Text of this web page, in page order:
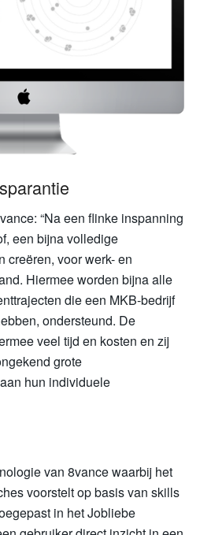
“Na een flinke inspanning
een bijna volledige
creëren, voor werk- en
Hiermee worden bijna alle
die een MKB-bedrijf
ondersteund. De
veel tijd en kosten en zij
grote
hun individuele
van 8vance waarbij het
voorstelt op basis van skills
in het Jobliebe